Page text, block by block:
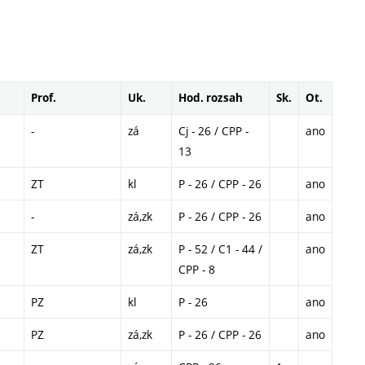
Prof. Uk. Hod. rozsah Sk. Ot.
- zá
Cj - 26 / CPP -
13
ano
ZT kl P - 26 / CPP - 26 ano
- zá,zk P - 26 / CPP - 26 ano
ZT zá,zk
P - 52 / C1 - 44 /
CPP - 8
ano
PZ kl P - 26 ano
PZ zá,zk P - 26 / CPP - 26 ano